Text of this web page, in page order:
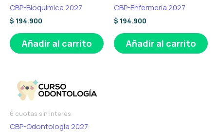
CBP-Bioquímica 2027
$ 194.900
Añadir al carrito
CBP-Enfermería 2027
$ 194.900
Añadir al carrito
6 cuotas sin interés
CBP-Odontología 2027